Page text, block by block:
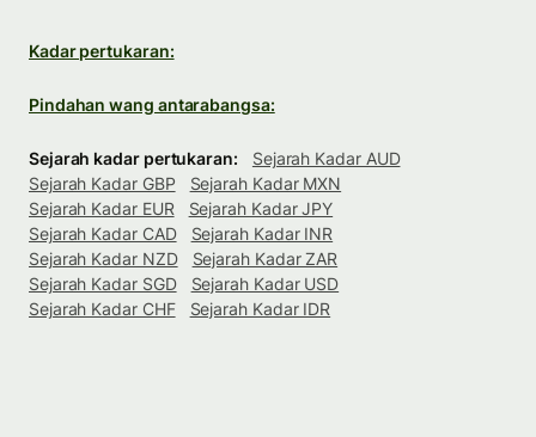
Kadar pertukaran:
Pindahan wang antarabangsa:
Sejarah kadar pertukaran:
Sejarah Kadar AUD
Sejarah Kadar GBP
Sejarah Kadar MXN
Sejarah Kadar EUR
Sejarah Kadar JPY
Sejarah Kadar CAD
Sejarah Kadar INR
Sejarah Kadar NZD
Sejarah Kadar ZAR
Sejarah Kadar SGD
Sejarah Kadar USD
Sejarah Kadar CHF
Sejarah Kadar IDR